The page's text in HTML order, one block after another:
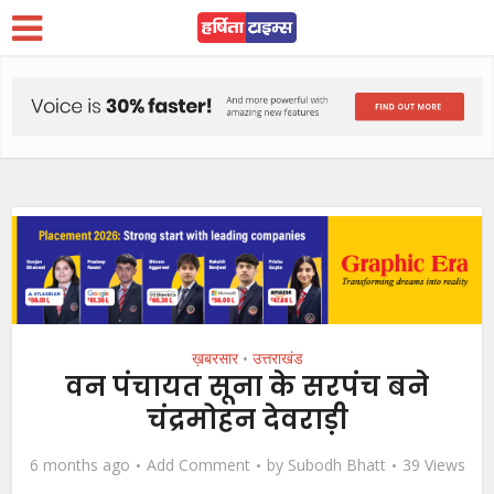
ख़बरसार • उत्तराखंड
वन पंचायत सूना के सरपंच बने
चंद्रमोहन देवराड़ी
6 months ago Add Comment by Subodh Bhatt 39 Views